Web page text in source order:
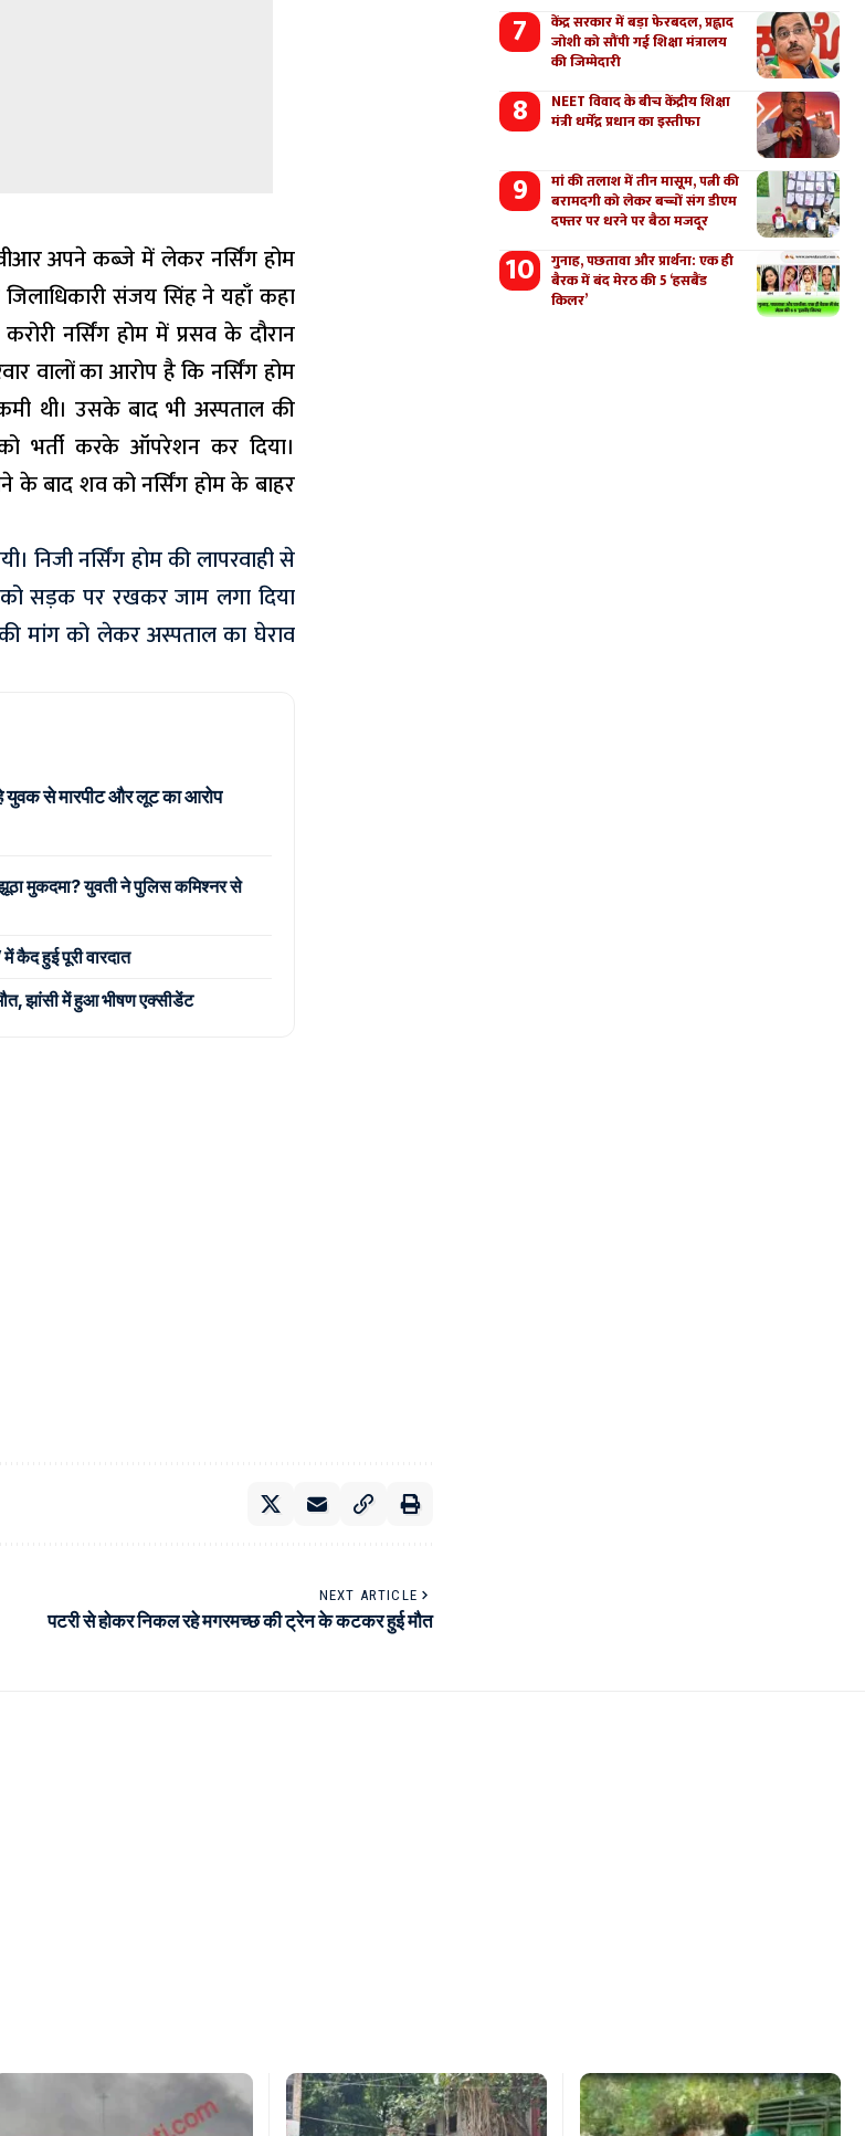
अपने कब्जे में लेकर नर्सिंग होम
संजय सिंह ने यहाँ कहा
नर्सिंग होम में प्रसव के दौरान
वालों का आरोप है कि नर्सिंग होम
थी। उसके बाद भी अस्पताल की
भर्ती करके ऑपरेशन कर दिया।
बाद शव को नर्सिंग होम के बाहर
निजी नर्सिंग होम की लापरवाही से
सड़क पर रखकर जाम लगा दिया
की मांग को लेकर अस्पताल का घेराव
युवक से मारपीट और लूट का आरोप
मुकदमा? युवती ने पुलिस कमिश्नर से
कैद हुई पूरी वारदात
झांसी में हुआ भीषण एक्सीडेंट
NEXT ARTICLE
पटरी से होकर निकल रहे मगरमच्छ की ट्रेन के कटकर हुई मौत
केंद्र सरकार में बड़ा फेरबदल, प्रह्लाद
जोशी को सौंपी गई शिक्षा मंत्रालय
की जिम्मेदारी
NEET विवाद के बीच केंद्रीय शिक्षा
मंत्री धर्मेंद्र प्रधान का इस्तीफा
मां की तलाश में तीन मासूम, पत्नी की
बरामदगी को लेकर बच्चों संग डीएम
दफ्तर पर धरने पर बैठा मजदूर
गुनाह, पछतावा और प्रार्थना: एक ही
बैरक में बंद मेरठ की 5 ‘हसबैंड
किलर’